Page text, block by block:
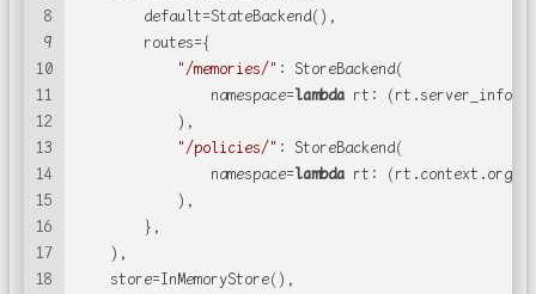
8
9
10
11
12
13
14
15
16
17
18
        default=StateBackend(),
        routes={
"/memories/" : StoreBackend(
                namespace=
lambda rt:
            ),
"/policies/" : StoreBackend(
                namespace=
lambda rt:
            ),
        },
    ),
    store=InMemoryStore(),